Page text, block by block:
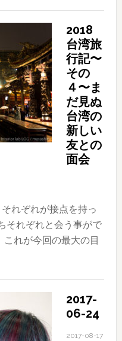
た
界
2018
台湾旅
行記〜
その
４〜ま
だ見ぬ
台湾の
新しい
友との
面会
れぞれが接点を持っ
それぞれと会う事がで
れが今回の最大の目
2017-
06-24
2017-08-17